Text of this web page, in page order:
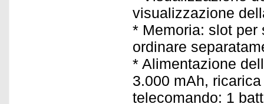
visualizzazione
* Memoria: slot per
ordinare
* Alimentazione
3.000 mAh,
telecomando: 1